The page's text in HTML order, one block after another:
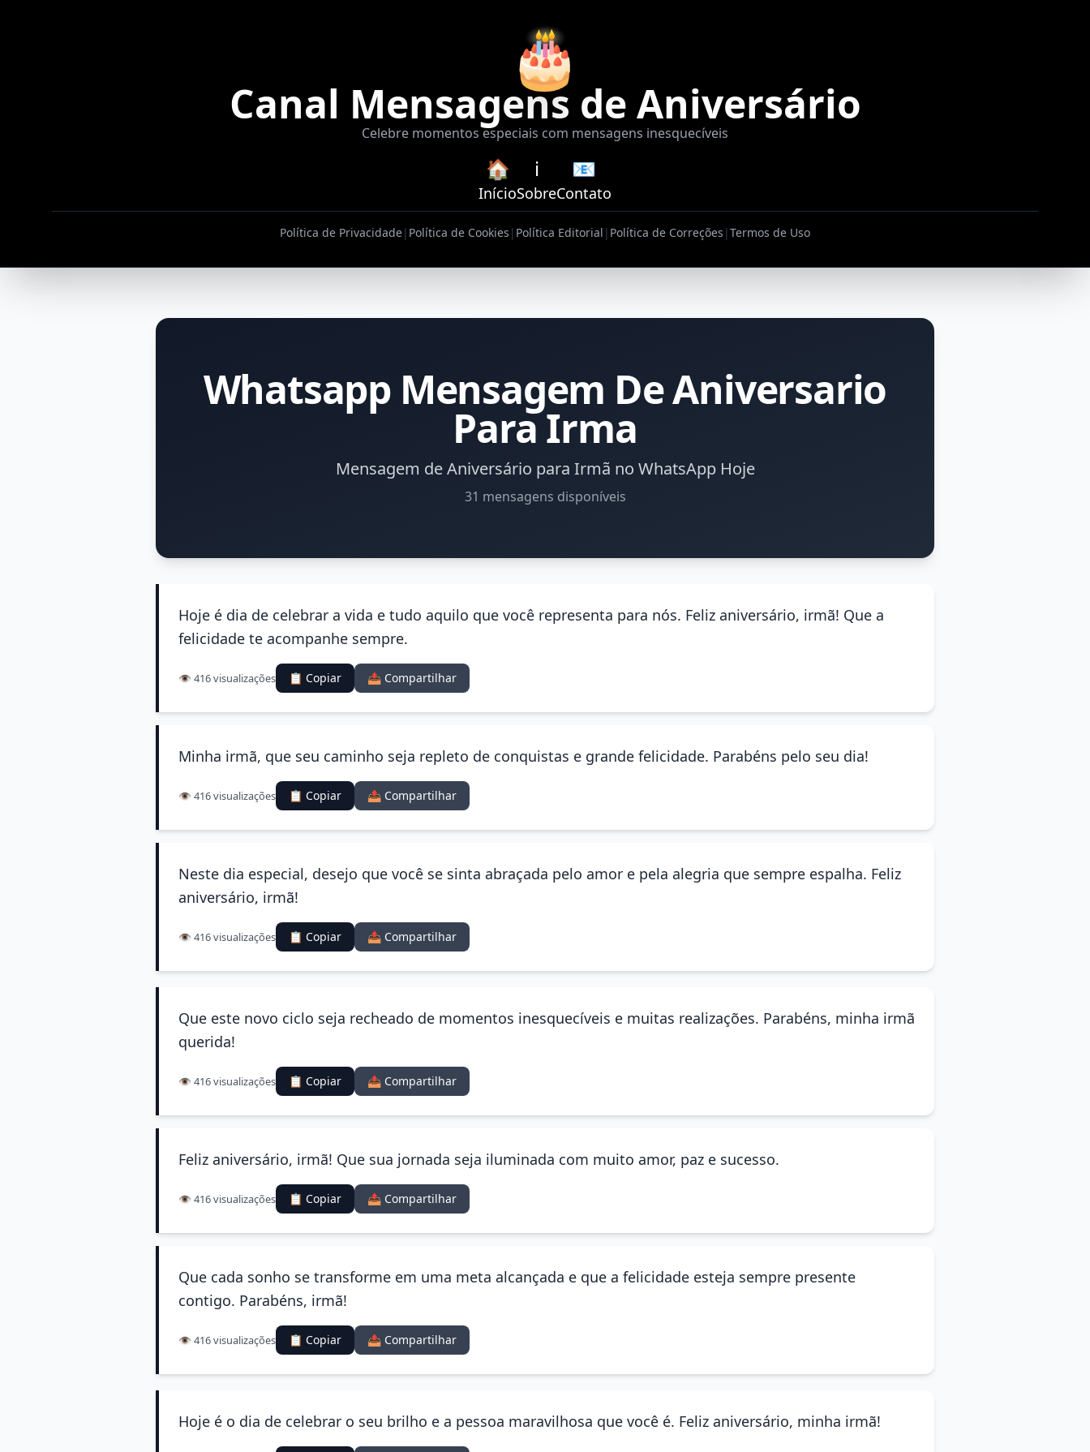
🎂
Canal Mensagens de Aniversário
Celebre momentos especiais com mensagens inesquecíveis
🏠
Início
ℹ️
Sobre
📧
Contato
Política de Privacidade| Política de Cookies | Política Editorial | Política de Correções |Termos de Uso
Whatsapp Mensagem De Aniversario
Para Irma
Mensagem de Aniversário para Irmã no WhatsApp Hoje
31 mensagens disponíveis
Hoje é dia de celebrar a vida e tudo aquilo que você representa para nós. Feliz aniversário, irmã! Que a
felicidade te acompanhe sempre.
👁️ 416 visualizações 📋 Copiar 📤 Compartilhar
Minha irmã, que seu caminho seja repleto de conquistas e grande felicidade. Parabéns pelo seu dia!
👁️ 416 visualizações 📋 Copiar 📤 Compartilhar
Neste dia especial, desejo que você se sinta abraçada pelo amor e pela alegria que sempre espalha. Feliz
aniversário, irmã!
👁️ 416 visualizações 📋 Copiar 📤 Compartilhar
Que este novo ciclo seja recheado de momentos inesquecíveis e muitas realizações. Parabéns, minha irmã
querida!
👁️ 416 visualizações 📋 Copiar 📤 Compartilhar
Feliz aniversário, irmã! Que sua jornada seja iluminada com muito amor, paz e sucesso.
👁️ 416 visualizações 📋 Copiar 📤 Compartilhar
Que cada sonho se transforme em uma meta alcançada e que a felicidade esteja sempre presente
contigo. Parabéns, irmã!
👁️ 416 visualizações 📋 Copiar 📤 Compartilhar
Hoje é o dia de celebrar o seu brilho e a pessoa maravilhosa que você é. Feliz aniversário, minha irmã!